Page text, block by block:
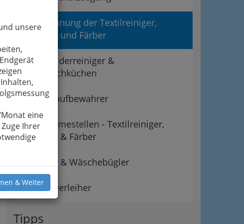
unsere
eine
Ihrer
& Weiter
Landesinnung der Textilreiniger,
Wäscher und Färber
Münzkleiderreiniger &
Mietwaschküchen
Teppichaufbewahrer
Übernahmestellen - Textilreiniger,
Wäscher & Färber
Wäscher & Wäschebügler
Wäscheverleiher
Tipps